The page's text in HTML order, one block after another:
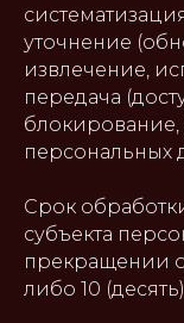
уточнение
извлечение,
передача
персональных
Срок
субъекта
прекращении
либо 10